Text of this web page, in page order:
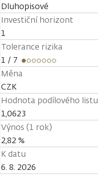
Dluhopisové
Investiční horizont
1
Tolerance rizika
1 / 7
Měna
CZK
Hodnota podílového listu
1,0623
Výnos (1 rok)
2,82 %
K datu
6. 8. 2026